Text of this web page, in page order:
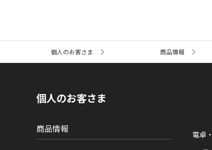
ト
個人のお客さま 商品情報
個人のお客さま
商品情報 電卓